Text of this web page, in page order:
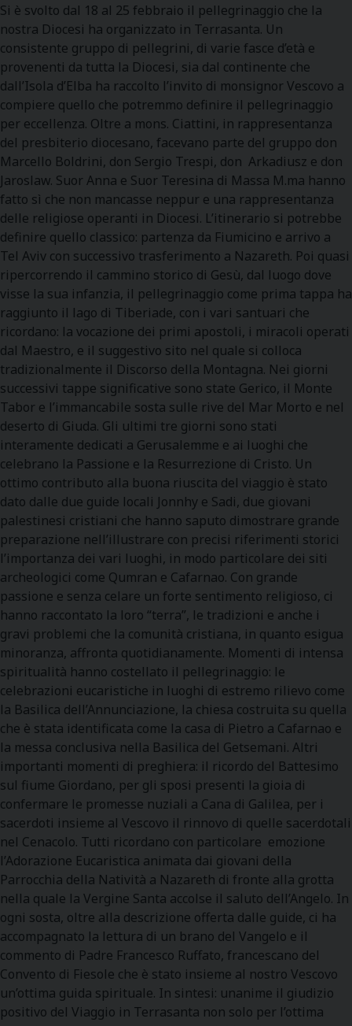
Si è svolto dal 18 al 25 febbraio il pellegrinaggio che la
nostra Diocesi ha organizzato in Terrasanta. Un
consistente gruppo di pellegrini, di varie fasce d’età e
provenenti da tutta la Diocesi, sia dal continente che
dall’Isola d’Elba ha raccolto l’invito di monsignor Vescovo a
compiere quello che potremmo definire il pellegrinaggio
per eccellenza. Oltre a mons. Ciattini, in rappresentanza
del presbiterio diocesano, facevano parte del gruppo don
Marcello Boldrini, don Sergio Trespi, don Arkadiusz e don
Jaroslaw. Suor Anna e Suor Teresina di Massa M.ma hanno
fatto sì che non mancasse neppur e una rappresentanza
delle religiose operanti in Diocesi. L’itinerario si potrebbe
definire quello classico: partenza da Fiumicino e arrivo a
Tel Aviv con successivo trasferimento a Nazareth. Poi quasi
ripercorrendo il cammino storico di Gesù, dal luogo dove
visse la sua infanzia, il pellegrinaggio come prima tappa ha
raggiunto il lago di Tiberiade, con i vari santuari che
ricordano: la vocazione dei primi apostoli, i miracoli operati
dal Maestro, e il suggestivo sito nel quale si colloca
tradizionalmente il Discorso della Montagna. Nei giorni
successivi tappe significative sono state Gerico, il Monte
Tabor e l’immancabile sosta sulle rive del Mar Morto e nel
deserto di Giuda. Gli ultimi tre giorni sono stati
interamente dedicati a Gerusalemme e ai luoghi che
celebrano la Passione e la Resurrezione di Cristo. Un
ottimo contributo alla buona riuscita del viaggio è stato
dato dalle due guide locali Jonnhy e Sadi, due giovani
palestinesi cristiani che hanno saputo dimostrare grande
preparazione nell’illustrare con precisi riferimenti storici
l’importanza dei vari luoghi, in modo particolare dei siti
archeologici come Qumran e Cafarnao. Con grande
passione e senza celare un forte sentimento religioso, ci
hanno raccontato la loro “terra”, le tradizioni e anche i
gravi problemi che la comunità cristiana, in quanto esigua
minoranza, affronta quotidianamente. Momenti di intensa
spiritualità hanno costellato il pellegrinaggio: le
celebrazioni eucaristiche in luoghi di estremo rilievo come
la Basilica dell’Annunciazione, la chiesa costruita su quella
che è stata identificata come la casa di Pietro a Cafarnao e
la messa conclusiva nella Basilica del Getsemani. Altri
importanti momenti di preghiera: il ricordo del Battesimo
sul fiume Giordano, per gli sposi presenti la gioia di
confermare le promesse nuziali a Cana di Galilea, per i
sacerdoti insieme al Vescovo il rinnovo di quelle sacerdotali
nel Cenacolo. Tutti ricordano con particolare emozione
l’Adorazione Eucaristica animata dai giovani della
Parrocchia della Natività a Nazareth di fronte alla grotta
nella quale la Vergine Santa accolse il saluto dell’Angelo. In
ogni sosta, oltre alla descrizione offerta dalle guide, ci ha
accompagnato la lettura di un brano del Vangelo e il
commento di Padre Francesco Ruffato, francescano del
Convento di Fiesole che è stato insieme al nostro Vescovo
un’ottima guida spirituale. In sintesi: unanime il giudizio
positivo del Viaggio in Terrasanta non solo per l’ottima